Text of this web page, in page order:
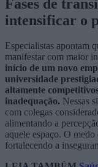
Fases de
intensificar o
Especialistas apontam
manifestar com maior
início de um novo
universidade
altamente
inadequação. Nessas
com colegas
alimentando a
aquele espaço. O
fortalecendo a